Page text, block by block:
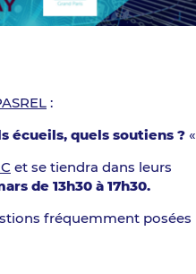
:
écueils, quels soutiens ?«
et se tiendra dans leurs
de 13h30 à 17h30.
fréquemment posées